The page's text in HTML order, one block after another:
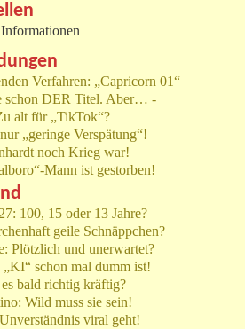
Verfahren: „Capricorn 01“
schon DER Titel. Aber… -
alt für „TikTok“?
„geringe Verspätung“!
noch Krieg war!
Mann ist gestorben!
100, 15 oder 13 Jahre?
geile Schnäppchen?
Plötzlich und unerwartet?
schon mal dumm ist!
bald richtig kräftig?
Wild muss sie sein!
viral geht!